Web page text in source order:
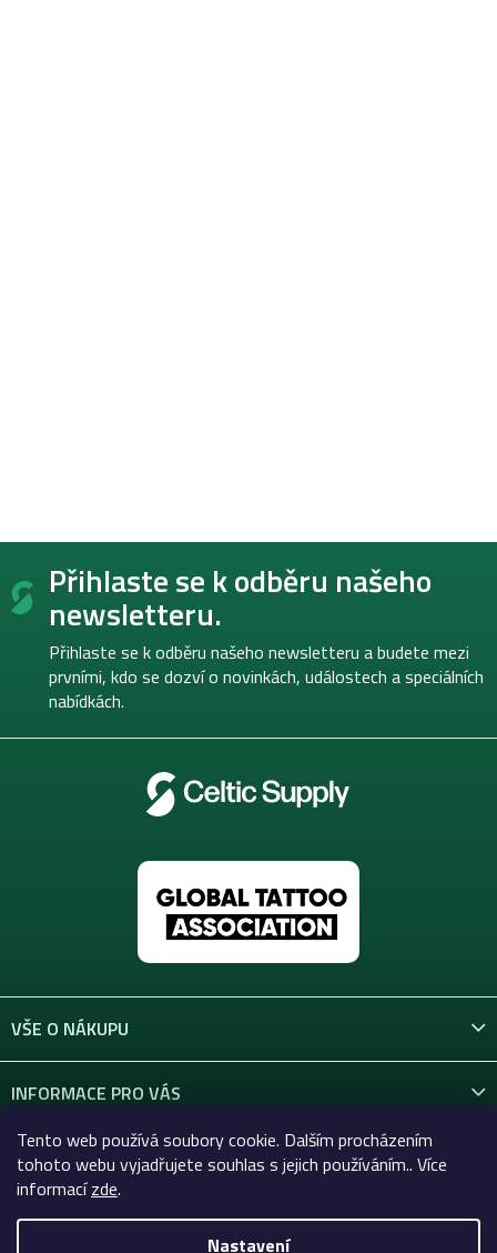
Tento web používá soubory cookie. Dalším procházením
tohoto webu vyjadřujete souhlas s jejich používáním.. Více
informacízde.
Nastavení
Z
Přihlaste se k odběru našeho
newsletteru.
Přihlaste se k odběru našeho newsletteru a budete mezi
prvními, kdo se dozví o novinkách, událostech a speciálních
nabídkách.
VŠE O NÁKUPU
INFORMACE PRO VÁS
KONTAKT